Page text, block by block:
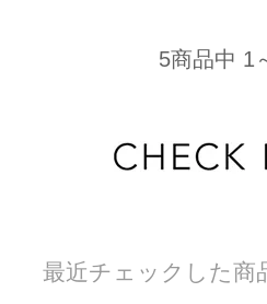
5商品中 1
最近チェックした商